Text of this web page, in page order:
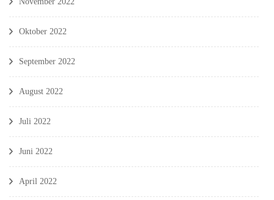
Oktober 2022
September 2022
August 2022
Juli 2022
Juni 2022
April 2022